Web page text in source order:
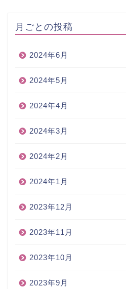
月ごとの投稿
2024年6月
2024年5月
2024年4月
2024年3月
2024年2月
2024年1月
2023年12月
2023年11月
2023年10月
2023年9月